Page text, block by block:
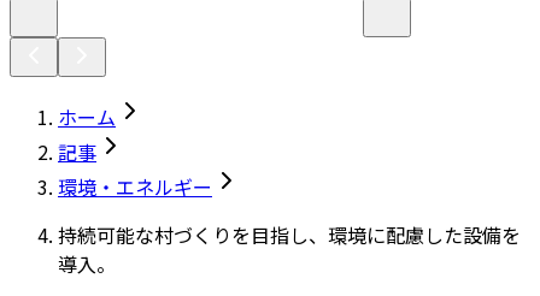
ホーム
記事
環境・エネルギー
持続可能な村づくりを目指し、環境に配慮した設備を
導入。